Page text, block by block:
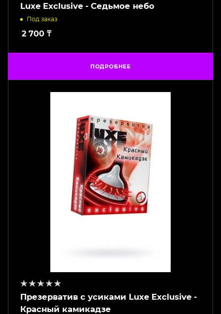
Luxe Exclusive - Седьмое небо
Под заказ
2 700 ₸
ПОДРОБНЕЕ
Презерватив с усиками Luxe Exclusive -
Красный камикадзе